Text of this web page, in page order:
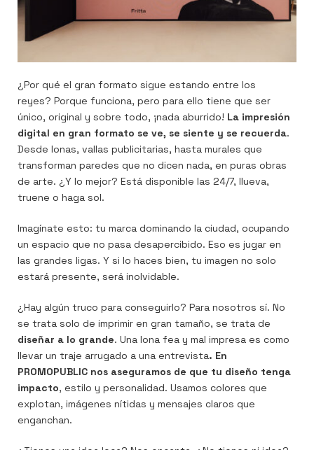
¿Por qué el gran formato sigue estando entre los
reyes? Porque funciona, pero para ello tiene que ser
único, original y sobre todo, ¡nada aburrido! La impresión
digital en gran formato se ve, se siente y se recuerda.
Desde lonas, vallas publicitarias, hasta murales que
transforman paredes que no dicen nada, en puras obras
de arte. ¿Y lo mejor? Está disponible las 24/7, llueva,
truene o haga sol.
Imagínate esto: tu marca dominando la ciudad, ocupando
un espacio que no pasa desapercibido. Eso es jugar en
las grandes ligas. Y si lo haces bien, tu imagen no solo
estará presente, será inolvidable.
¿Hay algún truco para conseguirlo? Para nosotros sí. No
se trata solo de imprimir en gran tamaño, se trata de
diseñar a lo grande. Una lona fea y mal impresa es como
llevar un traje arrugado a una entrevista. En
PROMOPUBLIC nos aseguramos de que tu diseño tenga
impacto, estilo y personalidad. Usamos colores que
explotan, imágenes nítidas y mensajes claros que
enganchan.